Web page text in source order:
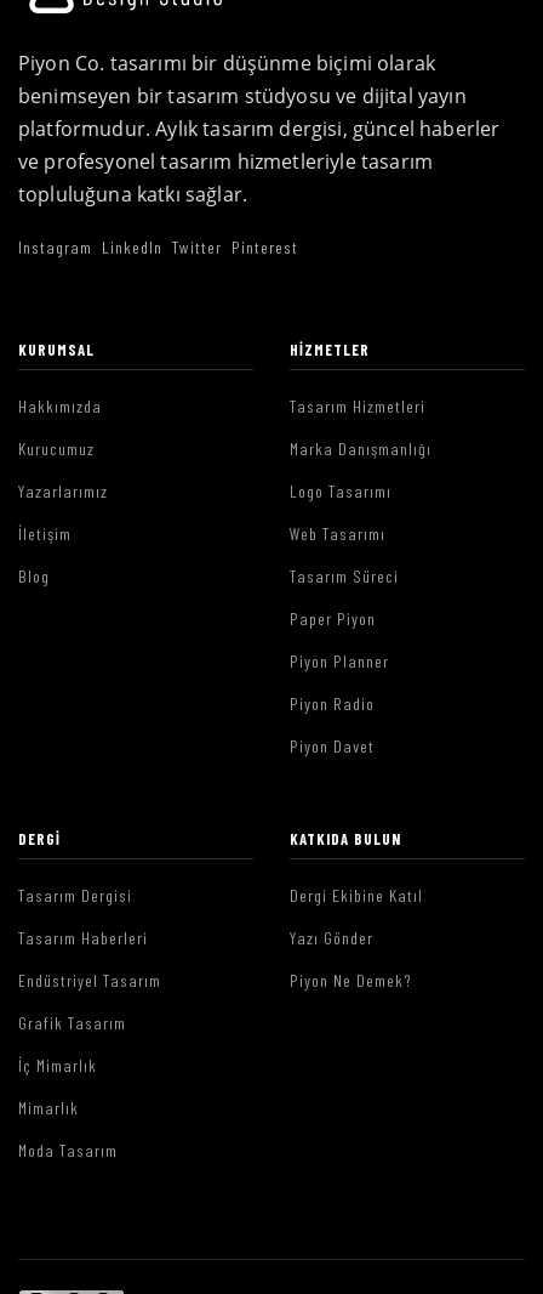
Piyon Co. tasarımı bir düşünme biçimi olarak
benimseyen bir tasarım stüdyosu ve dijital yayın
platformudur. Aylık tasarım dergisi, güncel haberler
ve profesyonel tasarım hizmetleriyle tasarım
topluluğuna katkı sağlar.
Instagram LinkedIn Twitter Pinterest
KURUMSAL
Hakkımızda
Kurucumuz
Yazarlarımız
İletişim
Blog
HIZMETLER
Tasarım Hizmetleri
Marka Danışmanlığı
Logo Tasarımı
Web Tasarımı
Tasarım Süreci
Paper Piyon
Piyon Planner
Piyon Radio
Piyon Davet
DERGI
Tasarım Dergisi
Tasarım Haberleri
Endüstriyel Tasarım
Grafik Tasarım
İç Mimarlık
Mimarlık
Moda Tasarım
KATKIDA BULUN
Dergi Ekibine Katıl
Yazı Gönder
Piyon Ne Demek?